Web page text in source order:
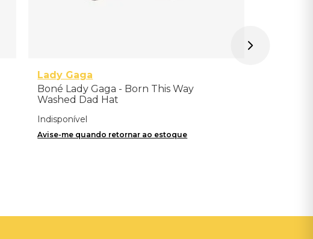
Lady Gaga
Boné Lady Gaga - Born This Way
Washed Dad Hat
Indisponível
Avise-me quando retornar ao estoque